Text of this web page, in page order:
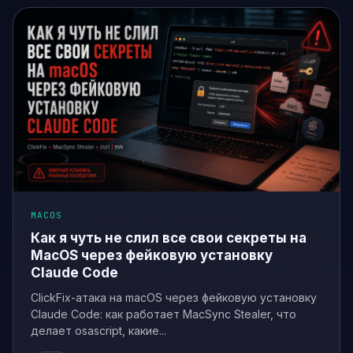
MACOS
Как я чуть не слил все свои секреты на
MacOS через фейковую установку
Claude Code
ClickFix-атака на macOS через фейковую установку
Claude Code: как работает MacSync Stealer, что
делает osascript, какие...